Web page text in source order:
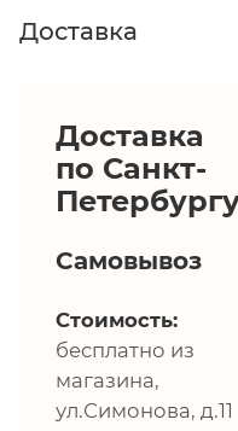
Доставка
Доставка
по Санкт-
Самовывоз
Стоимость:
бесплатно из
магазина,
ул.Симонова, д.11